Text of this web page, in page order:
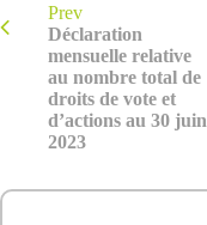
Prev
Déclaration
mensuelle relative
au nombre total de
droits de vote et
d’actions au 30 juin
2023